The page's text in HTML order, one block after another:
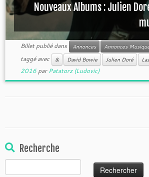
Nouveaux Albums : Julien
Billet publié dans Annonces Annonces
taggé avec
& David Bowie Julien Doré
2016 parPatatorz (Ludovic)
Recherche